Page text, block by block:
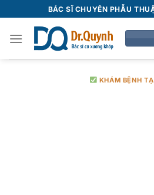
qua
nội
BÁC SĨ CHUYÊN PHẪU
KHÁM BỆNH